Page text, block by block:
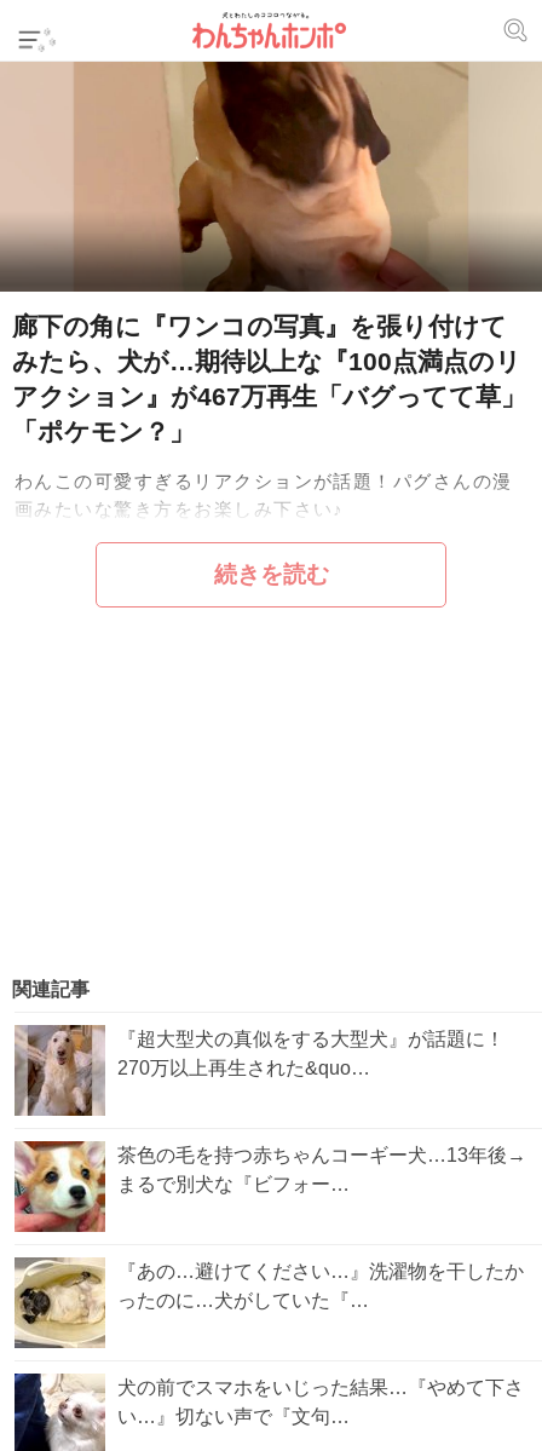
廊下の角に『ワンコの写真』を張り付けて
みたら、犬が…期待以上な『100点満点のリ
アクション』が467万再生「バグってて草」
「ポケモン？」
わんこの可愛すぎるリアクションが話題！パグさんの漫
画みたいな驚き方をお楽しみ下さい♪
続きを読む
関連記事
『超大型犬の真似をする大型犬』が話題に！
270万以上再生された&quo…
茶色の毛を持つ赤ちゃんコーギー犬…13年後→
まるで別犬な『ビフォー…
『あの…避けてください…』洗濯物を干したか
ったのに…犬がしていた『…
犬の前でスマホをいじった結果…『やめて下さ
い…』切ない声で『文句…